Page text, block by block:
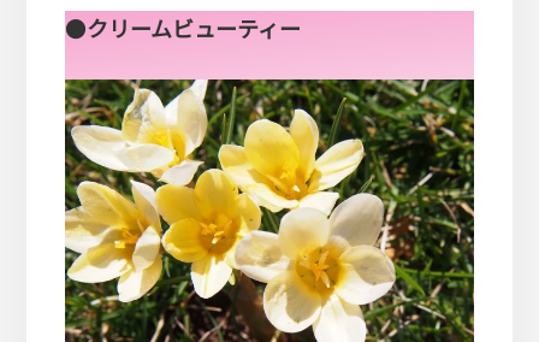
●クリームビューティー